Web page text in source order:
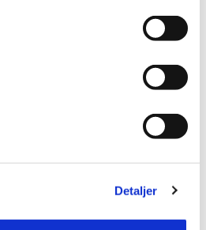
Detaljer
Facebook